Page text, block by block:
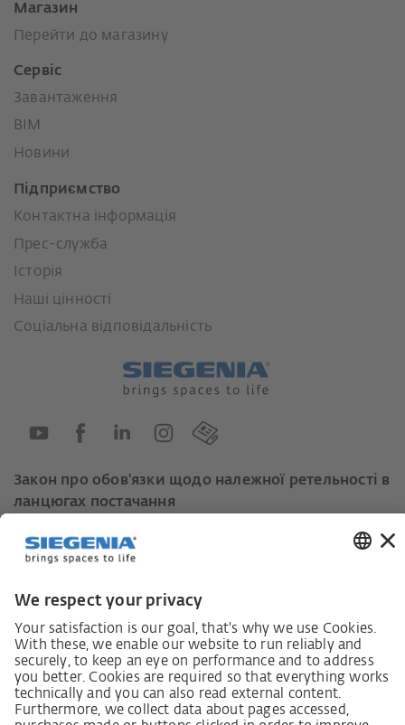
Магазин
Перейти до магазину
Сервіс
Завантаження
BIM
Новини
Підприємство
Контактна інформація
Прес-служба
Історія
Наші цінності
Соціальна відповідальність
Закон про обов'язки щодо належної ретельності в
ланцюгах постачання
Інформаційний лист для постачальників щодо
постачання (LkSG)
Декларація про принципи стратегії у сфері прав
людини
Процедура подання та розгляду скарг відповідно
до Закону про належну обачність у ланцюгах
постачання